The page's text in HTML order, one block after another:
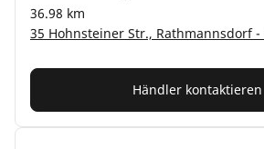
36.98 km
35 Hohnsteiner Str., Rathmannsdorf -
Händler kontaktieren